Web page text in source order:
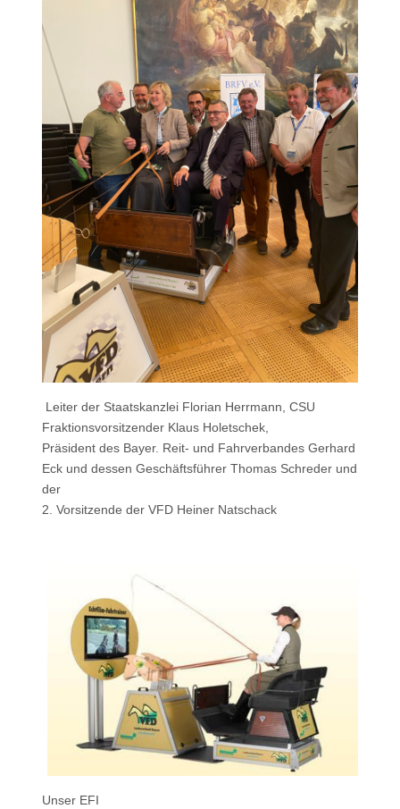
Leiter der Staatskanzlei Florian Herrmann, CSU
Fraktionsvorsitzender Klaus Holetschek,
Präsident des Bayer. Reit- und Fahrverbandes Gerhard
Eck und dessen Geschäftsführer Thomas Schreder und
der
2. Vorsitzende der VFD Heiner Natschack
Unser EFI